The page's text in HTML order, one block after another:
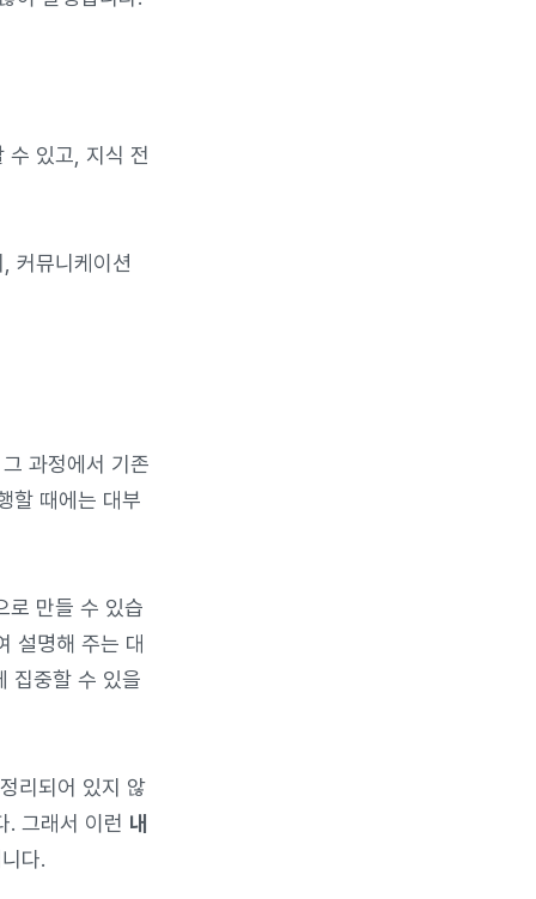
수 있고, 지식 전
커뮤니케이션
과정에서 기존
할 때에는 대부
로 만들 수 있습
설명해 주는 대
집중할 수 있을
리되어 있지 않
. 그래서 이런 내
다.